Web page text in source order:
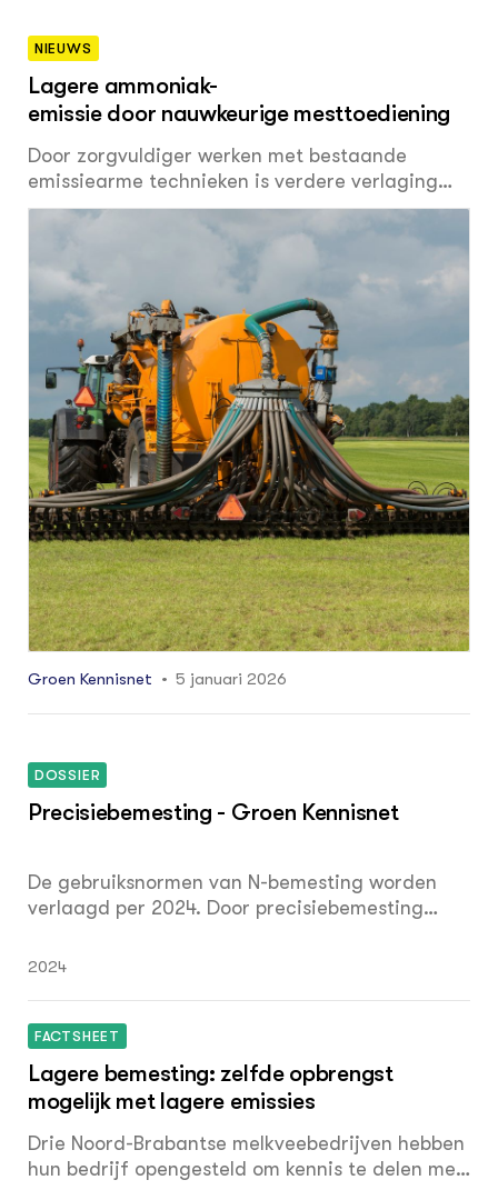
NIEUWS
Lagere ammoniak­
emissie door nauwkeurige mest­toediening
Door zorgvuldiger werken met bestaande
emissiearme technieken is verdere verlaging
van ammoniakemissie haalbaar. Ook zijn er vier
innovaties met perspectief om
verlagen. Het zijn de conclusies van het project
‘Bemest op z’n Best’.
Groen Kennisnet 5 januari 2026
DOSSIER
Precisiebemesting - Groen Kennisnet
De gebruiksnormen van N-bemesting worden
verlaagd per 2024. Door precisiebemesting
blijven. Dit dossier geeft daarover informatie
meststoffen en doseringsadviezen zijn de
onderwerpen die voorkomen in dit dossier.
Stichting Nederlands Centrum voor
Kringloopprecisiebemesting -NCOK- is de
initiator.
2024
FACTSHEET
Lagere bemesting: zelfde opbrengst
mogelijk met lagere emissies
Drie Noord-Brabantse melkveebedrijven hebben
hun bedrijf opengesteld om kennis te delen met